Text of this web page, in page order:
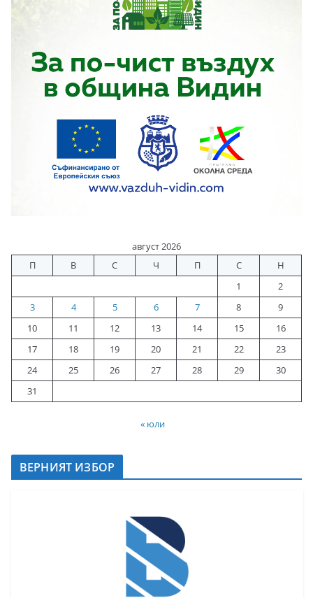
август 2026
П
В С Ч П С
Н
1
2
3
4 5 6 7 8
9
10
11 12 13 14 15
16
17
18 19 20 21 22
23
24
25 26 27 28 29
30
31
« юли
ВЕРНИЯТ ИЗБОР